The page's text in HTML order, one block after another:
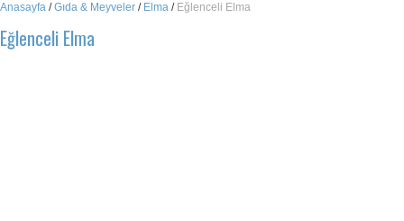
Anasayfa /Gıda & Meyveler / Elma / Eğlenceli Elma
Eğlenceli Elma